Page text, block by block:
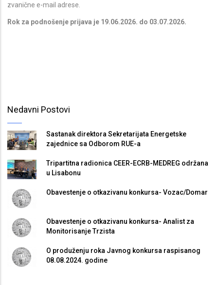
zvanične e-mail adrese.
Rok za podnošenje prijava je 19.06.2026. do 03.07.2026.
Nedavni Postovi
Sastanak direktora Sekretarijata Energetske
zajednice sa Odborom RUE-a
Tripartitna radionica CEER-ECRB-MEDREG održana
u Lisabonu
Obavestenje o otkazivanu konkursa- Vozac/Domar
Obavestenje o otkazivanu konkursa- Analist za
Monitorisanje Trzista
O produženju roka Javnog konkursa raspisanog
08.08.2024. godine